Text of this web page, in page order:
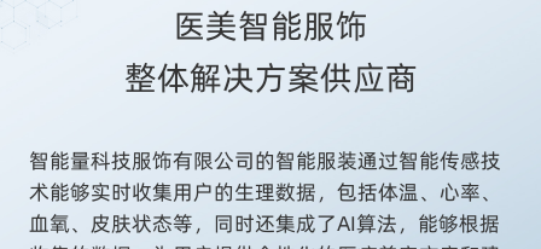
医美智能服饰
整体解决方案供应商
智能量科技服饰有限公司的智能服装通过智能传感技
术能够实时收集用户的生理数据，包括体温、心率、
血氧、皮肤状态等，同时还集成了AI算法，能够根据